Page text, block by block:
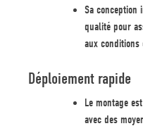
Sa conception
qualité pour
aux conditions
Déploiement rapide
Le montage
avec des